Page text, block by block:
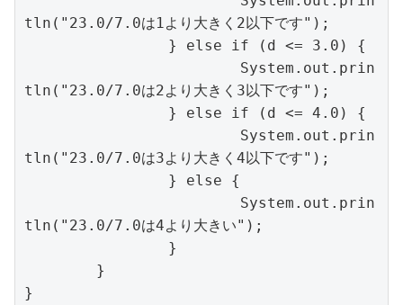
tln("23.0/7.0は1より大きく2以下です");
tln("23.0/7.0は2より大きく3以下です");
tln("23.0/7.0は3より大きく4以下です");
tln("23.0/7.0は4より大きい");
}